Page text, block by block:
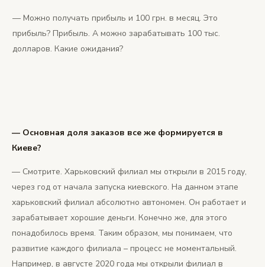
— Можно получать прибыль и 100 грн. в месяц. Это
прибыль? Прибыль. А можно зарабатывать 100 тыс.
долларов. Какие ожидания?
— Основная доля заказов все же формируется в
Киеве?
— Смотрите. Харьковский филиал мы открыли в 2015 году,
через год от начала запуска киевского. На данном этапе
харьковский филиал абсолютно автономен. Он работает и
зарабатывает хорошие деньги. Конечно же, для этого
понадобилось время. Таким образом, мы понимаем, что
развитие каждого филиала – процесс не моментальный.
Например, в августе 2020 года мы открыли филиал в